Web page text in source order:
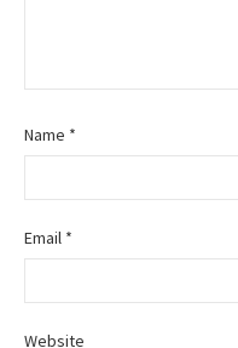
Name *
Email *
Website